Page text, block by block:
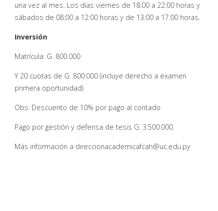
una vez al mes. Los días viernes de 18:00 a 22:00 horas y
sábados de 08:00 a 12:00 horas y de 13:00 a 17:00 horas.
Inversión
Matrícula: G. 800.000
Y 20 cuotas de G. 800.000 (incluye derecho a examen
primera oportunidad)
Obs: Descuento de 10% por pago al contado
Pago por gestión y defensa de tesis G. 3.500.000.
Más información a direccionacademicafcah@uc.edu.py